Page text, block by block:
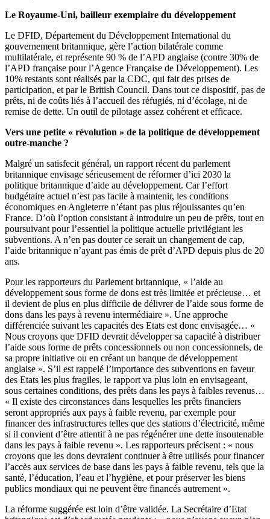
Le Royaume-Uni, bailleur exemplaire du développement
Le DFID, Département du Développement International du
gouvernement britannique, gère l’action bilatérale comme
multilatérale, et représente 90 % de l’APD anglaise (contre 30% de
l’APD française pour l’Agence Française de Développement). Les
10% restants sont réalisés par la CDC, qui fait des prises de
participation, et par le British Council. Dans tout ce dispositif, pas de
prêts, ni de coûts liés à l’accueil des réfugiés, ni d’écolage, ni de
remise de dette. Un outil de pilotage assez cohérent et efficace.
Vers une petite « révolution » de la politique de développement
outre-manche ?
Malgré un satisfecit général, un rapport récent du parlement
britannique envisage sérieusement de réformer d’ici 2030 la
politique britannique d’aide au développement. Car l’effort
budgétaire actuel n’est pas facile à maintenir, les conditions
économiques en Angleterre n’étant pas plus réjouissantes qu’en
France. D’où l’option consistant à introduire un peu de prêts, tout en
poursuivant pour l’essentiel la politique actuelle privilégiant les
subventions. A n’en pas douter ce serait un changement de cap,
l’aide britannique n’ayant pas émis de prêt d’APD depuis plus de 20
ans.
Pour les rapporteurs du Parlement britannique, « l’aide au
développement sous forme de dons est très limitée et précieuse… et
il devient de plus en plus difficile de délivrer de l’aide sous forme de
dons dans les pays à revenu intermédiaire ». Une approche
différenciée suivant les capacités des Etats est donc envisagée… «
Nous croyons que DFID devrait développer sa capacité à distribuer
l’aide sous forme de prêts concessionnels ou non concessionnels, de
sa propre initiative ou en créant un banque de développement
anglaise ». S’il est rappelé l’importance des subventions en faveur
des Etats les plus fragiles, le rapport va plus loin en envisageant,
sous certaines conditions, des prêts dans les pays à faibles revenus…
« Il existe des circonstances dans lesquelles les prêts financiers
seront appropriés aux pays à faible revenu, par exemple pour
financer des infrastructures telles que des stations d’électricité, même
si il convient d’être attentif à ne pas régénérer une dette insoutenable
dans les pays à faible revenu ». Les rapporteurs précisent : « nous
croyons que les dons devraient continuer à être utilisés pour financer
l’accès aux services de base dans les pays à faible revenu, tels que la
santé, l’éducation, l’eau et l’hygiène, et pour préserver les biens
publics mondiaux qui ne peuvent être financés autrement ».
La réforme suggérée est loin d’être validée. La Secrétaire d’Etat